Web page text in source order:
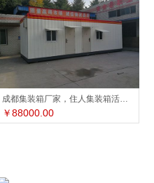
￥88000.00